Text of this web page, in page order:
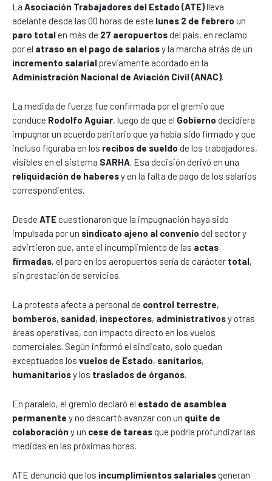
La Asociación Trabajadores del Estado (ATE)lleva
adelante desde las 00 horas de este lunes 2 de febrero un
paro totalen más de 27 aeropuertosdel país, en reclamo
por el atraso en el pago de salariosy la marcha atrás de un
incremento salarialpreviamente acordado en la
Administración Nacional de Aviación Civil (ANAC).
La medida de fuerza fue confirmada por el gremio que
conduce Rodolfo Aguiar, luego de que el Gobierno decidiera
impugnar un acuerdo paritario que ya había sido firmado y que
incluso figuraba en los recibos de sueldo de los trabajadores,
visibles en el sistema SARHA . Esa decisión derivó en una
reliquidación de haberesy en la falta de pago de los salarios
correspondientes.
Desde ATE cuestionaron que la impugnación haya sido
impulsada por un sindicato ajeno al convenio del sector y
advirtieron que, ante el incumplimiento de las actas
firmadas, el paro en los aeropuertos sería de carácter total,
sin prestación de servicios.
La protesta afecta a personal de control terrestre,
bomberos, sanidad, inspectores, administrativosy otras
áreas operativas, con impacto directo en los vuelos
comerciales. Según informó el sindicato, solo quedan
exceptuados los vuelos de Estado, sanitarios,
humanitariosy los traslados de órganos
En paralelo, el gremio declaró el estado de asamblea
permanente y no descartó avanzar con un quite de
colaboración y un cese de tareasque podría profundizar las
medidas en las próximas horas.
ATE denunció que los incumplimientos salarialesgeneran